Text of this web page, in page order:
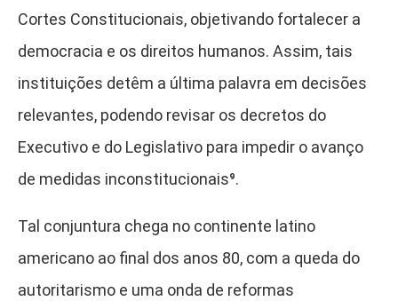
Cortes Constitucionais, objetivando fortalecer a
democracia e os direitos humanos. Assim, tais
instituições detêm a última palavra em decisões
relevantes, podendo revisar os decretos do
Executivo e do Legislativo para impedir o avanço
de medidas inconstitucionais⁹.
Tal conjuntura chega no continente latino
americano ao final dos anos 80, com a queda do
autoritarismo e uma onda de reformas